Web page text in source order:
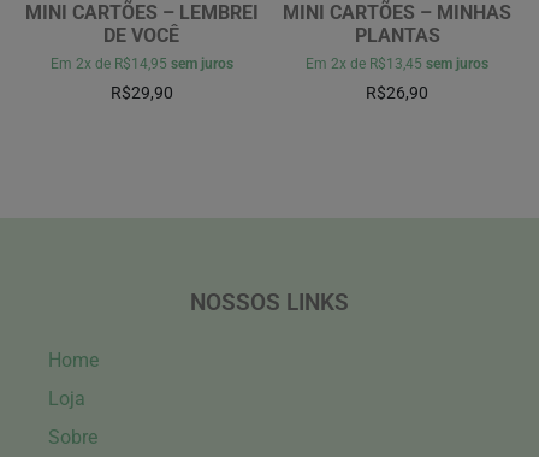
MINI CARTÕES – LEMBREI
DE VOCÊ
Em 2xde R$14,95 sem juros
R$29,90
MINI CARTÕES – MINHAS
PLANTAS
Em2x de R$13,45 sem juros
R$26,90
NOSSOS LINKS
Home
Loja
Sobre